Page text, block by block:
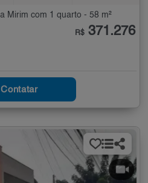
Mirim com 1 quarto - 58 m²
R$ 371.276
Contatar